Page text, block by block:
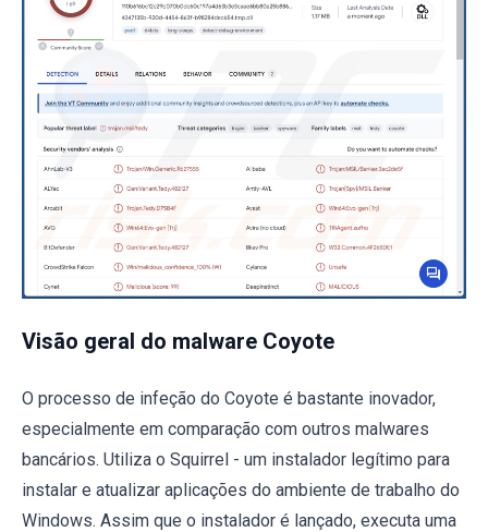
Visão geral do malware Coyote
O processo de infeção do Coyote é bastante inovador,
especialmente em comparação com outros malwares
bancários. Utiliza o Squirrel - um instalador legítimo para
instalar e atualizar aplicações do ambiente de trabalho do
Windows. Assim que o instalador é lançado, executa uma